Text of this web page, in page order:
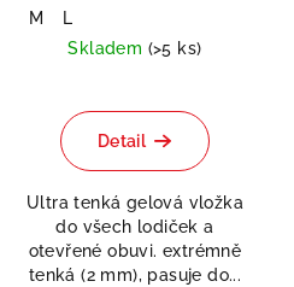
M
L
Skladem (>5 ks)
hodnocení
produktu
z
5
hvězdiček.
Detail
Ultra tenká gelová vložka
do všech lodiček a
otevřené obuvi. extrémně
tenká (2 mm), pasuje do...